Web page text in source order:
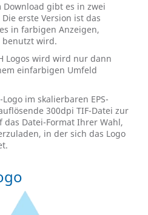
Download gibt es in zwei
erste Version ist das
in farbigen Anzeigen,
benutzt wird.
Logos wird wird nur dann
einfarbigen Umfeld
im skalierbaren EPS-
300dpi TIF-Datei zur
das Datei-Format Ihrer Wahl,
in der sich das Logo